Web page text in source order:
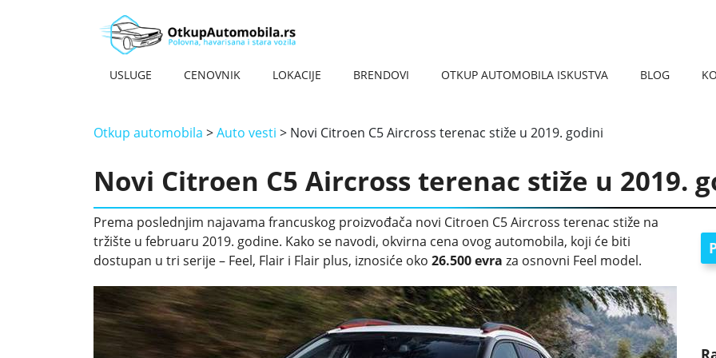
USLUGE CENOVNIK LOKACIJE BRENDOVI OTKUP AUTOMOBILA ISKUSTVA BLOG
Otkup automobila >Auto vesti > Novi Citroen C5 Aircross terenac stiže u 2019. godini
Novi Citroen C5 Aircross terenac stiže u 2019.
Prema poslednjim najavama francuskog proizvođača novi Citroen C5 Aircross terenac stiže na
tržište u februaru 2019. godine. Kako se navodi, okvirna cena ovog automobila, koji će biti
dostupan u tri serije – Feel, Flair i Flair plus, iznosiće oko 26.500 evra za osnovni Feel model.